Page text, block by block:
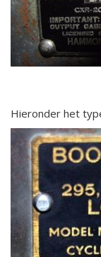
Hieronder het